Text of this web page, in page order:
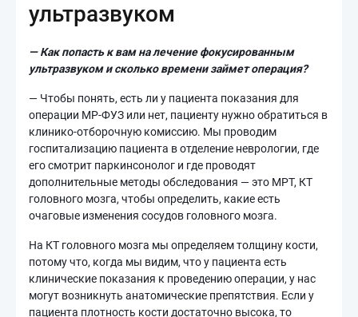
ультразвуком
— Как попасть к вам на лечение фокусированным
ультразвуком и сколько времени займет операция?
— Чтобы понять, есть ли у пациента показания для
операции МР-ФУЗ или нет, пациенту нужно обратиться в
клинико-отборочную комиссию. Мы проводим
госпитализацию пациента в отделение неврологии, где
его смотрит паркинсонолог и где проводят
дополнительные методы обследования — это МРТ, КТ
головного мозга, чтобы определить, какие есть
очаговые изменения сосудов головного мозга.
На КТ головного мозга мы определяем толщину кости,
потому что, когда мы видим, что у пациента есть
клинические показания к проведению операции, у нас
могут возникнуть анатомические препятствия. Если у
пациента плотность кости достаточно высока, то